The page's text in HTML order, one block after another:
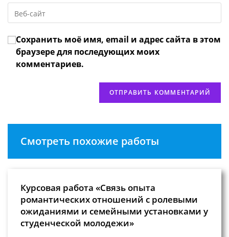
чтобы
прокомментировать
адрес,
чтобы
URL
веб-
сайта
(необязательно)
Сохранить моё имя, email и адрес сайта в этом
браузере для последующих моих
комментариев.
Смотреть похожие работы
Курсовая работа «Связь опыта
романтических отношений с ролевыми
ожиданиями и семейными установками у
студенческой молодежи»